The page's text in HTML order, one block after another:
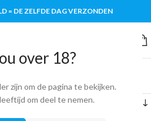
over 18?
zijn om de pagina te bekijken.
om deel te nemen.
= DE ZELFDE DAG VERZONDEN